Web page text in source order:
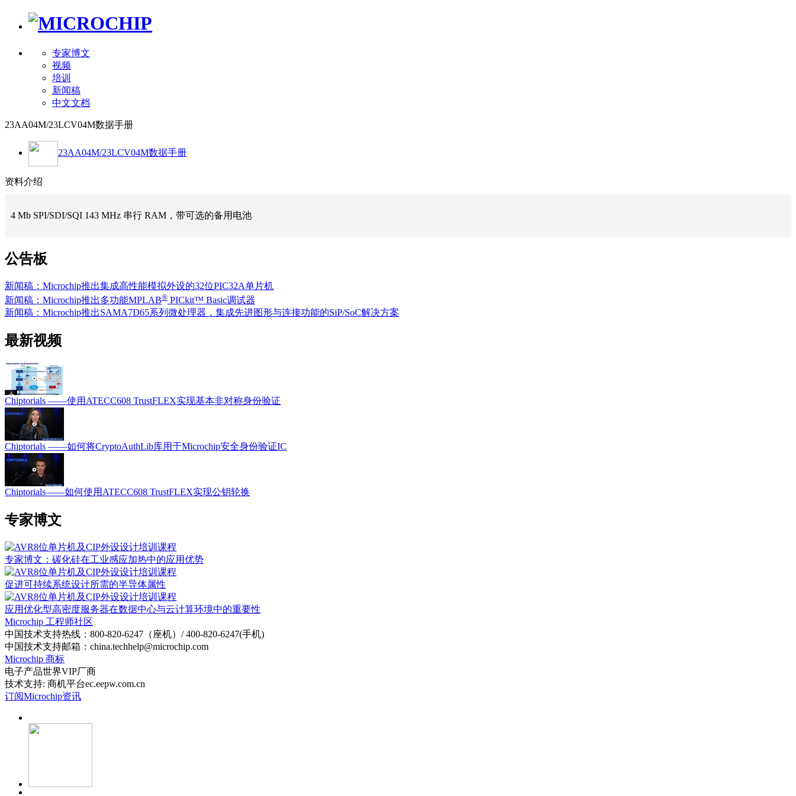
专家博文
视频
培训
新闻稿
中文文档
23AA04M/23LCV04M数据手册
23AA04M/23LCV04M数据手册
资料介绍
4 Mb SPI/SDI/SQI 143 MHz 串行 RAM，带可选的备用电池
公告板
新闻稿：Microchip推出集成高性能模拟外设的32位PIC32A单片机
新闻稿：Microchip推出多功能MPLAB® PICkit™ Basic调试器
新闻稿：Microchip推出SAMA7D65系列微处理器，集成先进图形与连接功能的SiP/SoC解决方案
最新视频
Chiptorials ——使用ATECC608 TrustFLEX实现基本非对称身份验证
Chiptorials ——如何将CryptoAuthLib库用于Microchip安全身份验证IC
Chiptorials——如何使用ATECC608 TrustFLEX实现公钥轮换
专家博文
专家博文：碳化硅在工业感应加热中的应用优势
促进可持续系统设计所需的半导体属性
应用优化型高密度服务器在数据中心与云计算环境中的重要性
Microchip 工程师社区
中国技术支持热线：800-820-6247（座机）/ 400-820-6247(手机)
中国技术支持邮箱：china.techhelp@microchip.com
Microchip 商标
电子产品世界VIP厂商
技术支持: 商机平台ec.eepw.com.cn
订阅Microchip资讯